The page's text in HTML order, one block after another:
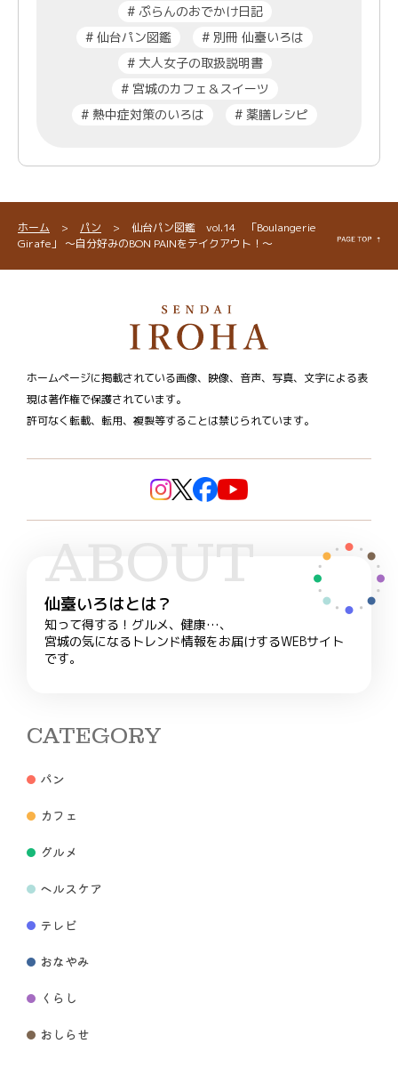
#ぷらんのおでかけ日記
# 仙台パン図鑑 # 別冊 仙臺いろは
#大人女子の取扱説明書
#宮城のカフェ＆スイーツ
# 熱中症対策のいろは # 薬膳レシピ
ホーム > パン >
仙台パン図鑑 vol.14 「Boulangerie
Girafe」 ～自分好みのBON PAINをテイクアウト！～
ホームページに掲載されている画像、映像、音声、写真、文字による表
現は著作権で保護されています。
許可なく転載、転用、複製等することは禁じられています。
ABOUT
仙臺いろはとは？
知って得する！グルメ、健康…、
宮城の気になるトレンド情報をお届けするWEBサイト
です。
CATEGORY
パン
カフェ
グルメ
ヘルスケア
テレビ
おなやみ
くらし
おしらせ